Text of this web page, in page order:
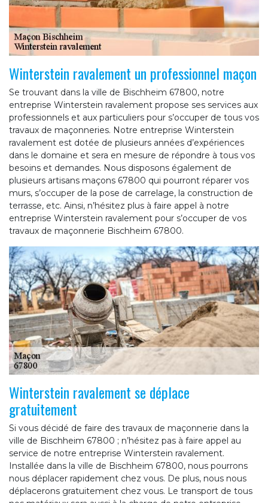
Winterstein ravalement un professionnel maçon
Se trouvant dans la ville de Bischheim 67800, notre
entreprise Winterstein ravalement propose ses services aux
professionnels et aux particuliers pour s’occuper de tous vos
travaux de maçonneries. Notre entreprise Winterstein
ravalement est dotée de plusieurs années d’expériences
dans le domaine et sera en mesure de répondre à tous vos
besoins et demandes. Nous disposons également de
plusieurs artisans maçons 67800 qui pourront réparer vos
murs, s’occuper de la pose de carrelage, la construction de
terrasse, etc. Ainsi, n’hésitez plus à faire appel à notre
entreprise Winterstein ravalement pour s’occuper de vos
travaux de maçonnerie Bischheim 67800.
Winterstein ravalement se déplace
gratuitement
Si vous décidé de faire des travaux de maçonnerie dans la
ville de Bischheim 67800 ; n’hésitez pas à faire appel au
service de notre entreprise Winterstein ravalement.
Installée dans la ville de Bischheim 67800, nous pourrons
nous déplacer rapidement chez vous. De plus, nous nous
déplacerons gratuitement chez vous. Le transport de tous